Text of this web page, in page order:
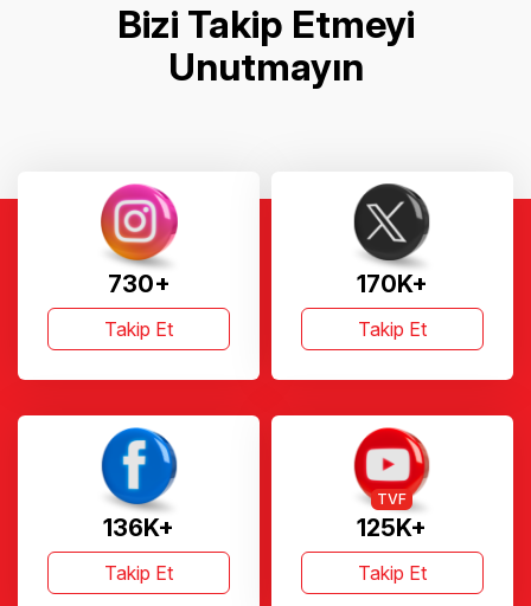
Bizi Takip Etmeyi
Unutmayın
730+
Takip Et
170K+
Takip Et
136K+
Takip Et
125K+
TVF
Takip Et